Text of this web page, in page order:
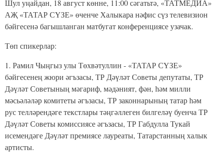
Шул уңайдан, 18 август көнне, 11:00 сәгатьтә, «ТАТМЕДИА»
АҖ «ТАТАР СҮЗЕ» өченче Халыкара нәфис сүз телевизион
бәйгесенә багышланган матбугат конференциясе узачак.
Төп спикерлар:
1. Рамил Чыңгыз улы Төхвәтуллин - «ТАТАР СҮЗЕ»
бәйгесенең жюри әгъзасы, ТР Дәүләт Советы депутаты, ТР
Дәүләт Советының мәгариф, мәдәният, фән, һәм милли
мәсьәләләр комитеты әгъзасы, ТР законнарының татар һәм
рус телләрендәге текстлары тәңгәллеген билгеләү буенча ТР
Дәүләт Советы комиссиясе әгъзасы, ТР Габдулла Тукай
исемендәге Дәүләт премиясе лауреаты, Татарстанның халык
артисты.